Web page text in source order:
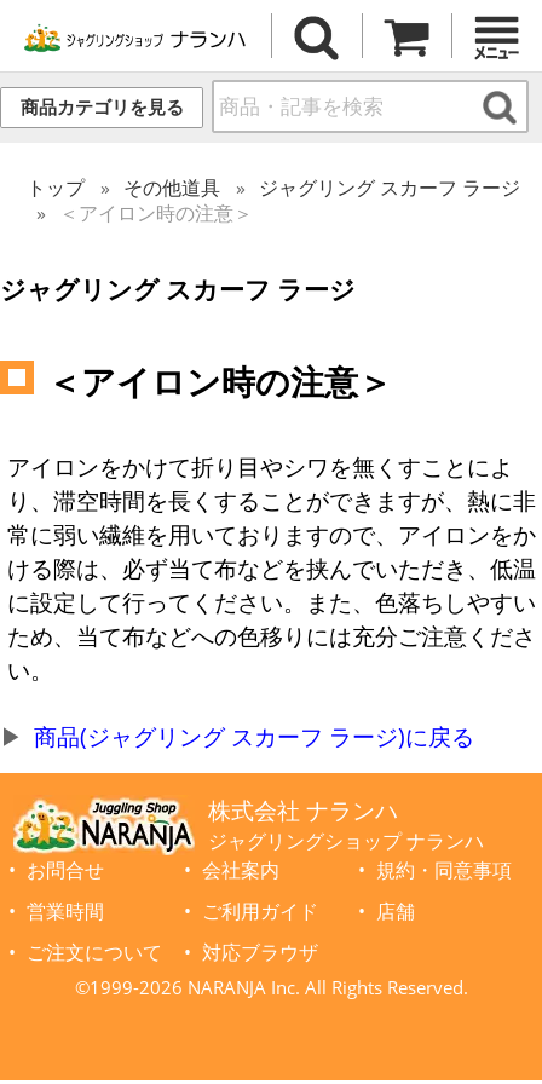
商品カテゴリを見る
トップ その他道具
ジャグリング スカーフ ラージ
＜アイロン時の注意＞
ジャグリング スカーフ ラージ
＜アイロン時の注意＞
アイロンをかけて折り目やシワを無くすことによ
り、滞空時間を長くすることができますが、熱に非
常に弱い繊維を用いておりますので、アイロンをか
ける際は、必ず当て布などを挟んでいただき、低温
に設定して行ってください。また、色落ちしやすい
ため、当て布などへの色移りには充分ご注意くださ
い。
商品(ジャグリング スカーフ ラージ)に戻る
株式会社 ナランハ
ジャグリングショップ ナランハ
お問合せ
会社案内
規約・同意事項
営業時間
ご利用ガイド
店舗
ご注文について
対応ブラウザ
©1999-2026 NARANJA Inc. All Rights Reserved.